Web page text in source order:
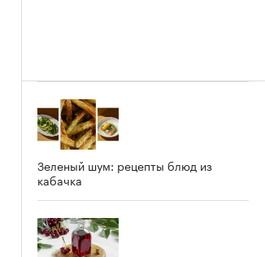
Зеленый шум: рецепты блюд из
кабачка